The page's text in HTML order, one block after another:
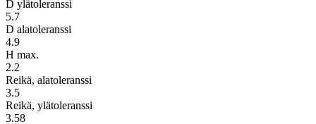
D ylätoleranssi
5.7
D alatoleranssi
4.9
H max.
2.2
Reikä, alatoleranssi
3.5
Reikä, ylätoleranssi
3.58